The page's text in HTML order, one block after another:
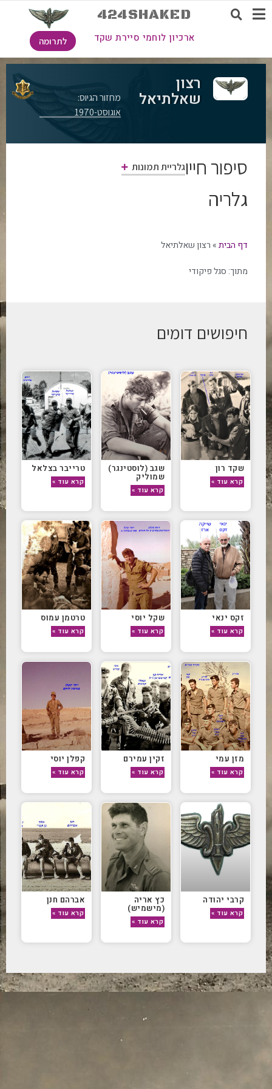
424SHAKED
ארכיון לוחמי סיירת שקד לתרומה
רצון
שאלתיאל
מחזור הגיוס:
אוגוסט-1970
סיפור חייוגלריית תמונות
גלריה
דף הבית» רצון שאלתיאל
מתוך: סגל פיקודי
חיפושים דומים
שקד רון
קרא עוד »
שגב (לוסטינגר)
שמוליק
קרא עוד »
טרייבר בצלאל
קרא עוד »
זקס ינאי
קרא עוד »
שקל יוסי
קרא עוד »
טרטמן עמוס
קרא עוד »
מזן עמי
קרא עוד »
זקין עמירם
קרא עוד »
קפלן יוסי
קרא עוד »
קרבי יהודה
קרא עוד »
כץ אריה
(מישמיש)
קרא עוד »
אברהם חנן
קרא עוד »